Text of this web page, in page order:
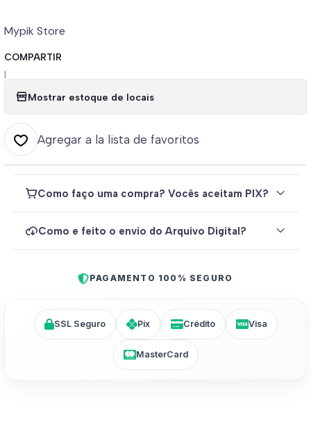
Mypik Store
COMPARTIR
|
Mostrar estoque de locais
Agregar a la lista de favoritos
Como faço uma compra? Vocês aceitam PIX?
Como e feito o envio do Arquivo Digital?
PAGAMENTO 100% SEGURO
SSL Seguro Pix Crédito Visa
MasterCard